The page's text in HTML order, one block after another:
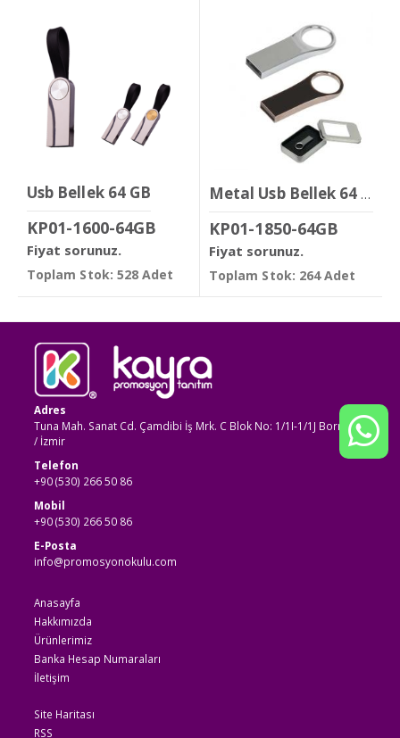
Usb Bellek 64 GB
KP01-1600-64GB
Fiyat sorunuz.
Toplam Stok: 528 Adet
Metal Usb Bellek 64 GB
KP01-1850-64GB
Fiyat sorunuz.
Toplam Stok: 264 Adet
Adres
Tuna Mah. Sanat Cd. Çamdibi İş Mrk. C Blok No: 1/1I-1/1J Bornova
/ İzmir
Telefon
+90 (530) 266 50 86
Mobil
+90 (530) 266 50 86
E-Posta
info@promosyonokulu.com
Anasayfa
Hakkımızda
Ürünlerimiz
Banka Hesap Numaraları
İletişim
Site Haritası
RSS